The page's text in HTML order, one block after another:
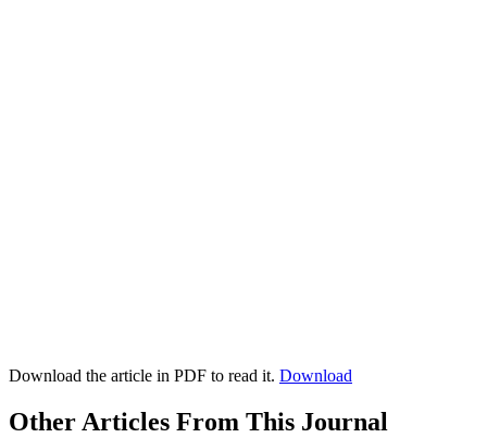
Download the article in PDF to read it. Download
Other Articles From This Journal